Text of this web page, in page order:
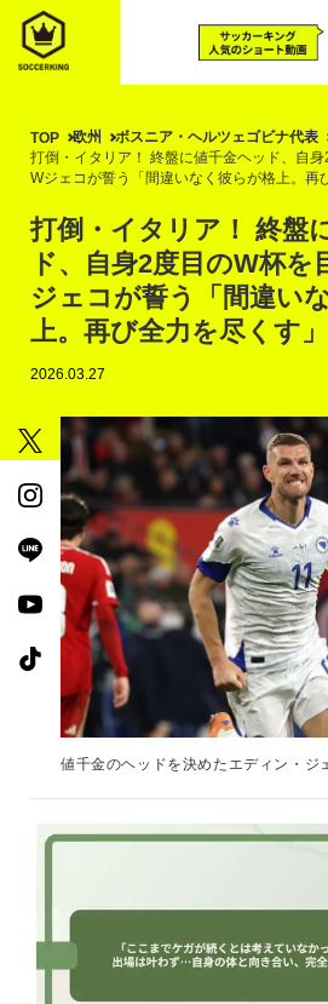
TOP 欧州 ボスニア・ヘルツェゴビナ代表
打倒・イタリア！ 終盤に値千金ヘッド、自
Wジェコが誓う「間違いなく彼らが格上。再
打倒・イタリア！ 終盤
ド、自身2度目のW杯を
ジェコが誓う「間違い
上。再び全力を尽くす」
2026.03.27
値千金のヘッドを決めたエディン・